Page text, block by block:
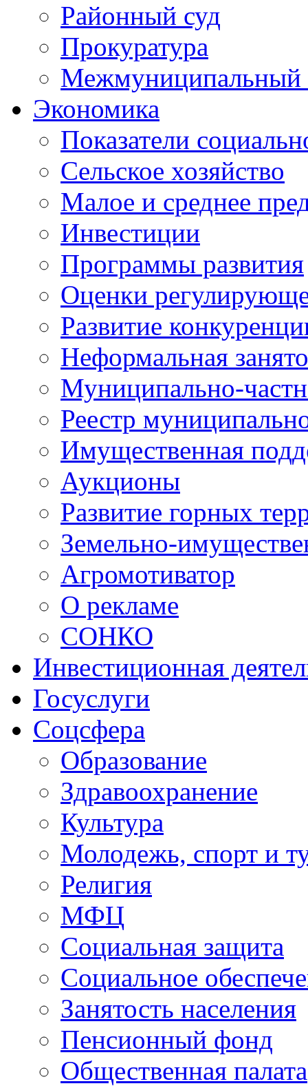
Районный суд
Прокуратура
Межмуниципальный
Экономика
Показатели
Сельское хозяйство
Малое и среднее
Инвестиции
Программы развития
Оценки
Развитие
Неформальная
Муниципально-
Реестр
Имущественная
Аукционы
Развитие горных
Земельно-
Агромотиватор
О рекламе
СОНКО
Инвестиционная
Госуслуги
Соцсфера
Образование
Здравоохранение
Культура
Молодежь, спорт и
Религия
МФЦ
Социальная защита
Социальное
Занятость населения
Пенсионный фонд
Общественная палата